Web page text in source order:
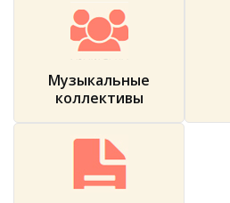
Музыкальные
коллективы